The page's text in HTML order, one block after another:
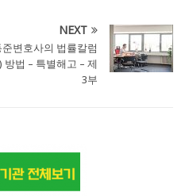
NEXT
준변호사의 법률칼럼
법 – 특별해고 – 제
3부